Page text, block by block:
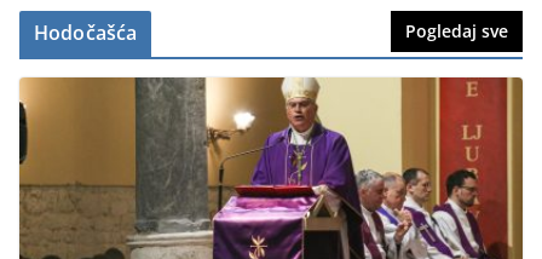
Hodočašća Pogledaj sve